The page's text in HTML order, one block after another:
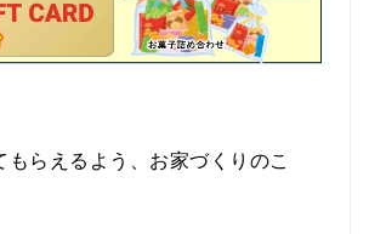
もらえるよう、お家づくりのこ